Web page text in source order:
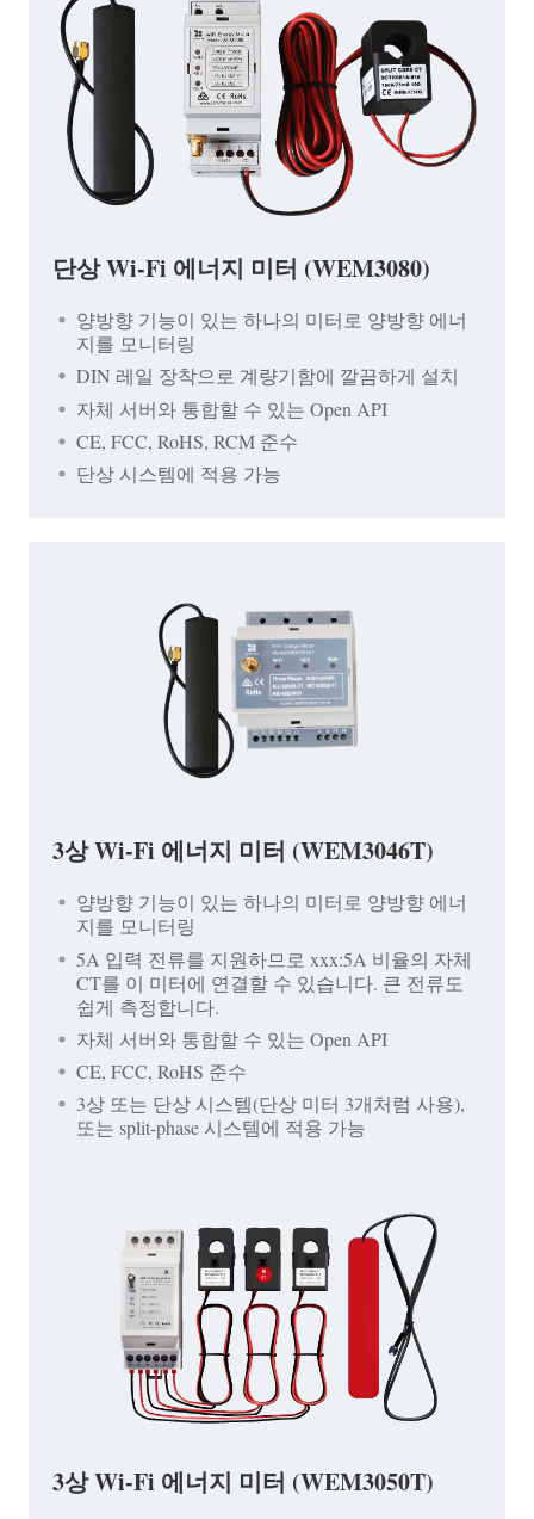
단상 Wi-Fi 에너지 미터 (WEM3080)
양방향 기능이 있는 하나의 미터로 양방향 에너
지를 모니터링
DIN 레일 장착으로 계량기함에 깔끔하게 설치
자체 서버와 통합할 수 있는 Open API
CE, FCC, RoHS, RCM 준수
단상 시스템에 적용 가능
3상 Wi-Fi 에너지 미터 (WEM3046T)
양방향 기능이 있는 하나의 미터로 양방향 에너
지를 모니터링
5A 입력 전류를 지원하므로 xxx:5A 비율의 자체
CT를 이 미터에 연결할 수 있습니다. 큰 전류도
쉽게 측정합니다.
자체 서버와 통합할 수 있는 Open API
CE, FCC, RoHS 준수
3상 또는 단상 시스템(단상 미터 3개처럼 사용),
또는 split-phase 시스템에 적용 가능
3상 Wi-Fi 에너지 미터 (WEM3050T)